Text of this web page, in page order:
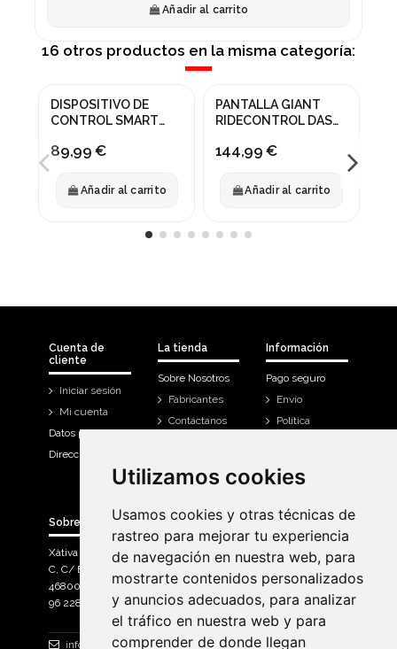
Utilizamos cookies
Usamos cookies y otras técnicas de
rastreo para mejorar tu experiencia
de navegación en nuestra web, para
mostrarte contenidos personalizados
y anuncios adecuados, para analizar
el tráfico en nuestra web y para
comprender de donde llegan
Utilizamos cookies
Usamos cookies y otras técnicas de
rastreo para mejorar tu experiencia
de navegación en nuestra web, para
mostrarte contenidos personalizados
y anuncios adecuados, para analizar
el tráfico en nuestra web y para
comprender de donde llegan
Añadir al carrito
16 otros productos en la misma categoría:
DISPOSITIVO DE
CONTROL SMART
89,99 €
Añadir al carrito
PANTALLA GIANT
RIDECONTROL DASH
700MM
144,99 €
Añadir al carrito
Cuenta de
cliente
Iniciar sesión
Mi cuenta
Datos personales
Direcciones
La tienda
Sobre Nosotros
Fabricantes
Contáctanos
Información
Pago seguro
Envío
Política
Historial de
Sobre Bicicletas Sanchis
Xàtiva Polígon Industrial
C, C/ Braçal del Roncador nave 10. >
46800, Xàtiva.
96 228 71 23
info@bicicletassanchis.com